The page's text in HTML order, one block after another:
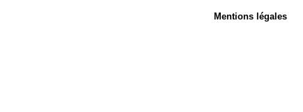
Mentions légales